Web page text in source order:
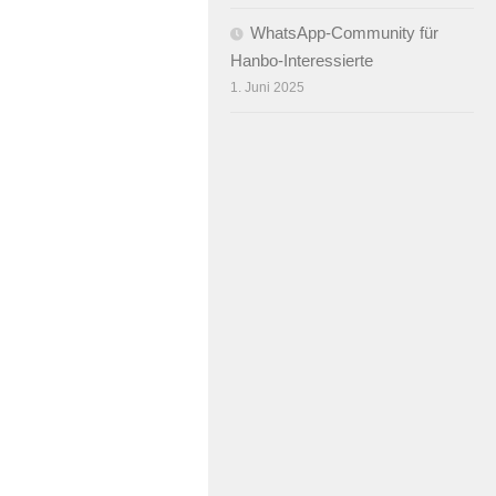
WhatsApp-Community für
Hanbo-Interessierte
1. Juni 2025